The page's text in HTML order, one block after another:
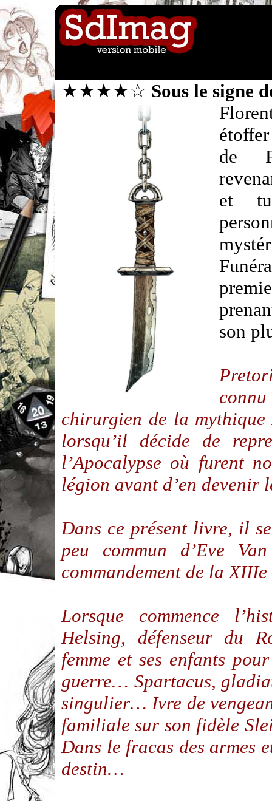
★★★★☆ Sous le signe
de
et
son
chirurgien de la mythique
lorsqu’il décide de
l’Apocalypse où furent
légion avant d’en devenir
Dans ce présent livre, il
peu commun d’Eve
commandement de la
Lorsque commence
Helsing, défenseur du
femme et ses enfants
guerre… Spartacus,
singulier… Ivre de
familiale sur son fidèle
Dans le fracas des armes
destin…